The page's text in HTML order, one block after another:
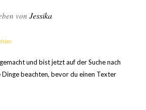
von Jessika
und bist jetzt auf der Suche nach
beachten, bevor du einen Texter